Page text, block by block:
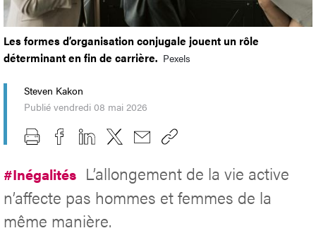
Les formes d’organisation conjugale jouent un rôle
déterminant en fin de carrière. Pexels
Steven Kakon
Publié vendredi 08 mai 2026
#Inégalités L’allongement de la vie active
n’affecte pas hommes et femmes de la
même manière.